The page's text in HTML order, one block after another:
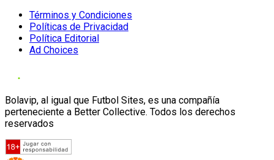
Términos y Condiciones
Políticas de Privacidad
Política Editorial
Ad Choices
Bolavip, al igual que Futbol Sites, es una compañía
perteneciente a Better Collective. Todos los derechos
reservados